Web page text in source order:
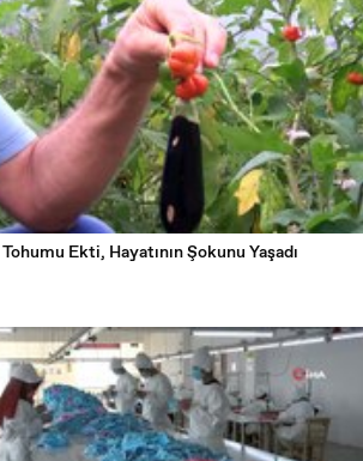
Ekti, Hayatının Şokunu Yaşadı